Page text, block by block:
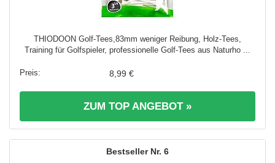
THIODOON Golf-Tees,83mm weniger Reibung, Holz-Tees,
Training für Golfspieler, professionelle Golf-Tees aus Naturho ...
8,99 €
ZUM TOP ANGEBOT »
6